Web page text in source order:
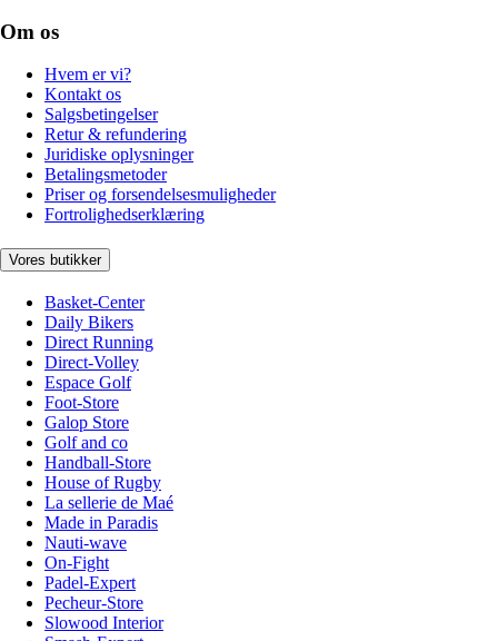
Om os
Hvem er vi?
Kontakt os
Salgsbetingelser
Retur & refundering
Juridiske oplysninger
Betalingsmetoder
Priser og forsendelsesmuligheder
Fortrolighedserklæring
Vores butikker
Basket-Center
Daily Bikers
Direct Running
Direct-Volley
Espace Golf
Foot-Store
Galop Store
Golf and co
Handball-Store
House of Rugby
La sellerie de Maé
Made in Paradis
Nauti-wave
On-Fight
Padel-Expert
Pecheur-Store
Slowood Interior